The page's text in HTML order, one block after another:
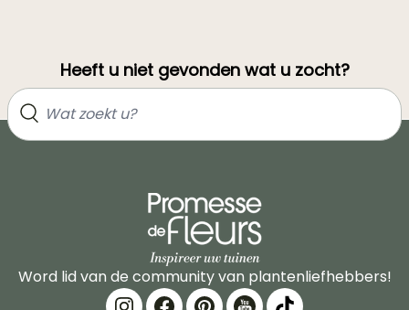
Heeft u niet gevonden wat u zocht?
Word lid van de community van plantenliefhebbers!